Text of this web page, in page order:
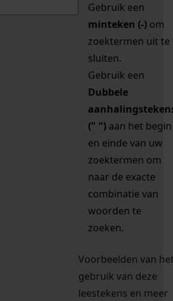
Gebruik een
minteken (-) om
zoektermen uit te
sluiten.
Gebruik een
Dubbele
(" ") aan het begin
en einde van uw
zoektermen om
naar de exacte
combinatie van
woorden te
zoeken.
Voorbeelden van
gebruik van deze
leestekens en meer